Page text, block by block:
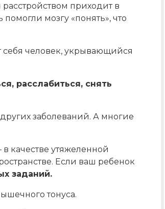
приходит в
мозгу «понять», что
себя человек, укрывающийся
расслабиться, снять
заболеваний. А многие
в качестве утяжеленной
Если ваш ребенок
заданий.
тонуса.